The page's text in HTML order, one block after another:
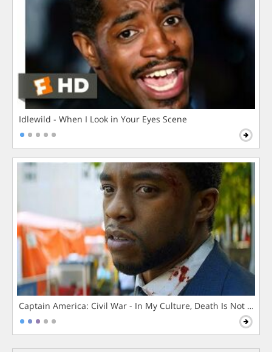
Idlewild - When I Look in Your Eyes Scene
Captain America: Civil War - In My Culture, Death Is Not The